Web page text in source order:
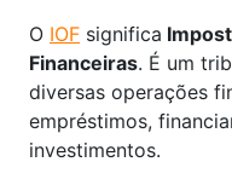
O IOF significa
Financeiras. É um
diversas operações
empréstimos,
investimentos.